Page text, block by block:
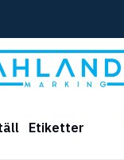
Etiketter